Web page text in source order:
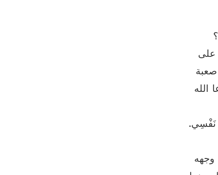
على
صعبة
وعندما دعا الله
نَفْسِي.
حجب الله وجهه